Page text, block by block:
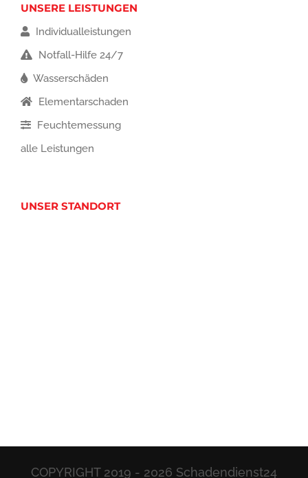
UNSERE LEISTUNGEN
Individualleistungen
Notfall-Hilfe 24/7
Wasserschäden
Elementarschaden
Feuchtemessung
alle Leistungen
UNSER STANDORT
COPYRIGHT 2019 - 2026 Schadendienst24